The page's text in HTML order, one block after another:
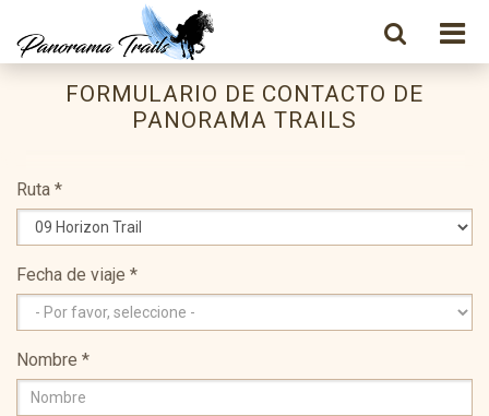
FORMULARIO DE CONTACTO DE
PANORAMA TRAILS
Ruta *
Fecha de viaje *
Nombre *